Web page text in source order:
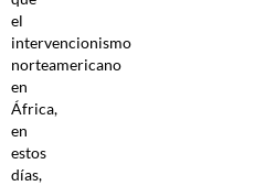
el
intervencionismo
norteamericano
en
África,
en
estos
días,